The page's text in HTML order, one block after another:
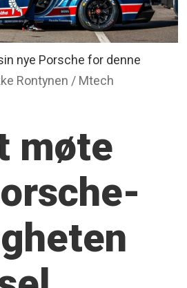
nye Porsche for denne
Rontynen / Mtech
møte